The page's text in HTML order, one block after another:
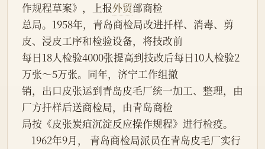
作规程草案》，上报外贸部商检
总局。1958年，青岛商检局改进扦样、消毒、剪
皮、浸皮工序和检验设备，将技改前
每日18人检验4000张提高到技改后每日10人检验2
万张～5万张。同年，济宁工作组撤
销，出口皮张运到青岛皮毛厂统一加工、整理，由
厂方扦样后送商检局，由青岛商检
局按《皮张炭疽沉淀反应操作规程》进行检疫。